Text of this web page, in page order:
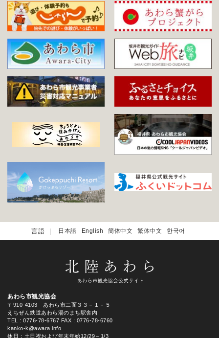
日本語 English 簡体中文 繁体中文 한국어
あわら市観光協会
〒910-4103 あわら市二面３３－１－５
えちぜん鉄道あわら湯のまち駅舎内
TEL
: 0776-78-6767 FAX : 0776-78-6760
kanko-k@awara.info
休日：土日祝および年末年始12/29～1/3